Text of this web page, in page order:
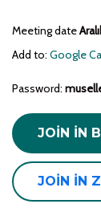
Meeting date
Add to: Google
Password:
JOIN IN
JOIN IN